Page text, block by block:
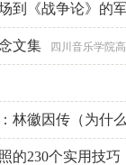
到《战争论》的
文集 四川音乐学院
林徽因传（为什
，谋生亦谋爱，
的230个实用技巧